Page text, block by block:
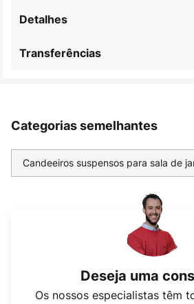
Detalhes
Transferências
Categorias semelhantes
Candeeiros suspensos para sala de
Deseja uma
Os nossos especialistas têm